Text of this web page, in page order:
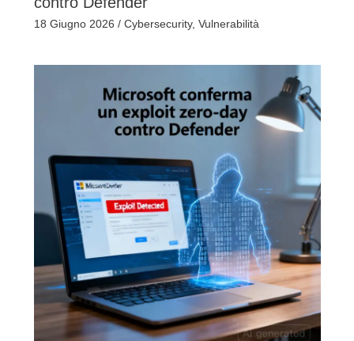
18 Giugno 2026 / Cybersecurity, Vulnerabilità